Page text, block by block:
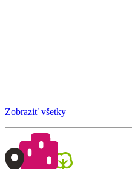
Zobraziť všetky